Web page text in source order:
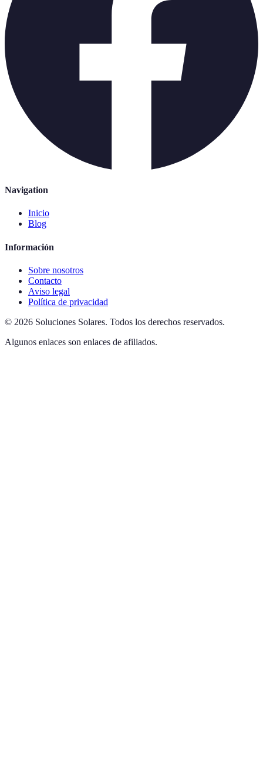
Navigation
Inicio
Blog
Información
Sobre nosotros
Contacto
Aviso legal
Política de privacidad
© 2026 Soluciones Solares. Todos los derechos reservados.
Algunos enlaces son enlaces de afiliados.